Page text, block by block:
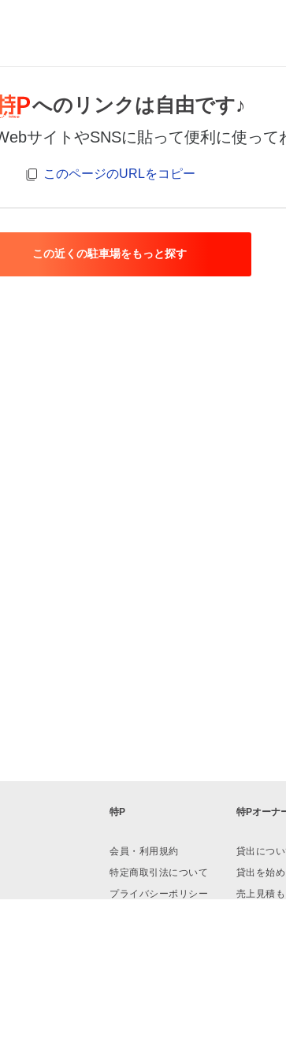
へのリンクは自由です♪
サイトやSNSに貼って便利に使って
このページのURLをコピー
この近くの駐車場をもっと探す
特P
会員・利用規約
特定商取引法について
プライバシーポリシー
特Pオーナ
貸出につ
貸出を始
売上見積